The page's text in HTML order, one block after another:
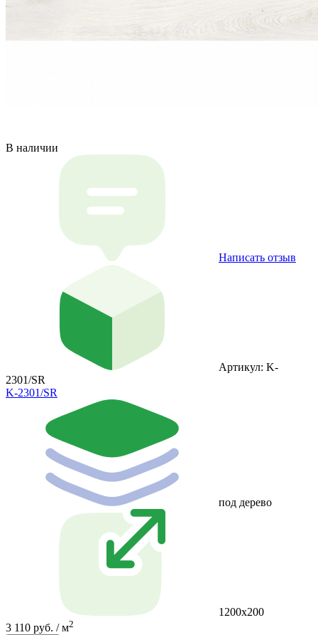
В наличии
Написать отзыв
Артикул: K-
2301/SR
K-2301/SR
под дерево
1200x200
3 110 руб. / м2